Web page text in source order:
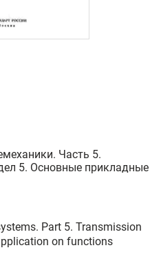
Часть 5.
5. Основные прикладные
Part 5. Transmission
on functions